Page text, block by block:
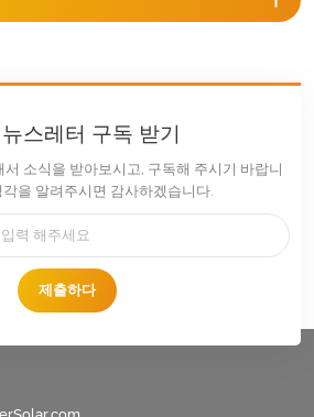
스레터 구독 받기
소식을 받아보시고, 구독해 주시기 바랍니
각을 알려주시면 감사하겠습니다.
제출하다